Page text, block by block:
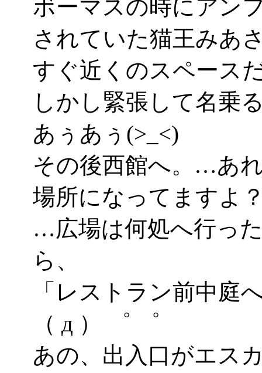
ボーマスの時にアン
されていた猫王みあ
すぐ近くのスペース
しかし緊張して名乗
あぅあぅ(>_<)
その後西館へ。…あ
場所になってますよ
…広場は何処へ行っ
ら、
「レストラン前中庭
（ д ） ゜ ゜
あの、出入口がエス